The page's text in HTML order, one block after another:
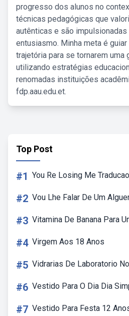
progresso dos alunos no
técnicas pedagógicas que
autênticas e são
entusiasmo. Minha meta é
trajetória para se tornarem uma
utilizando estratégias
renomadas instituições
fdp.aau.edu.et.
Top Post
#1 You Re Losing Me Traducao
#2 Vou Lhe Falar De Um
#3 Vitamina De Banana Para
#4 Virgem Aos 18 Anos
#5 Vidrarias De Laboratorio
#6 Vestido Para O Dia Dia
#7 Vestido Para Festa 12